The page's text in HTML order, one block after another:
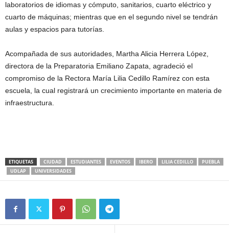
laboratorios de idiomas y cómputo, sanitarios, cuarto eléctrico y
cuarto de máquinas; mientras que en el segundo nivel se tendrán
aulas y espacios para tutorías.
Acompañada de sus autoridades, Martha Alicia Herrera López,
directora de la Preparatoria Emiliano Zapata, agradeció el
compromiso de la Rectora María Lilia Cedillo Ramírez con esta
escuela, la cual registrará un crecimiento importante en materia de
infraestructura.
ETIQUETAS CIUDAD ESTUDIANTES EVENTOS IBERO LILIA CEDILLO
PUEBLA
UDLAP
UNIVERSIDADES